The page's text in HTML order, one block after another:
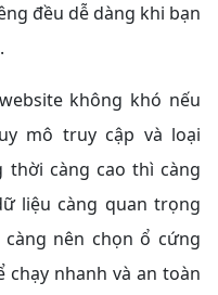
đều dễ dàng khi bạn
không khó nếu
mô truy cập và loại
thời càng cao thì càng
liệu càng quan trọng
nên chọn ổ cứng
chạy nhanh và an toàn